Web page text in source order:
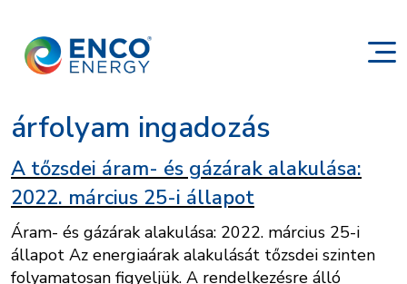
árfolyam ingadozás
A tőzsdei áram- és gázárak alakulása:
2022. március 25-i állapot
Áram- és gázárak alakulása: 2022. március 25-i
állapot Az energiaárak alakulását tőzsdei szinten
folyamatosan figyeljük. A rendelkezésre álló